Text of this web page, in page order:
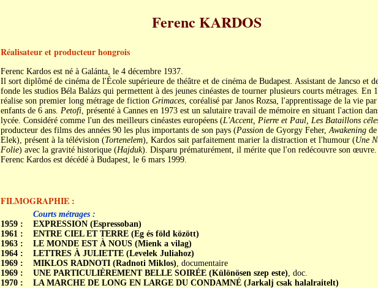
Ferenc KARDOS
Réalisateur et producteur hongrois
Ferenc Kardos est né à Galánta, le 4 décembre 1937.
Il sort diplômé de cinéma de l'École supérieure de théâtre et de cinéma de Budapest. Assistant de Jancso et
fonde les studios Béla Balázs qui permettent à des jeunes cinéastes de tourner plusieurs courts métrages. En
réalise son premier long métrage de fiction Grimaces, coréalisé par Janos Rozsa, l'apprentissage de la vie par
enfants de 6 ans. Petofi, présenté à Cannes en 1973 est un salutaire travail de mémoire en situant l'action
lycée. Considéré comme l'un des meilleurs cinéastes européens (L'Accent, Pierre et Paul, Les Bataillons
producteur des films des années 90 les plus importants de son pays (Passionde Gyorgy Feher,Awakeningde
Elek), présent à la télévision (Tortenelem), Kardos sait parfaitement marier la distraction et l'humour (Une
Folie) avec la gravité historique (Hajduk). Disparu prématurément, il mérite que l'on redécouvre son œuvre.
Ferenc Kardos est décédé à Budapest, le 6 mars 1999.
FILMOGRAPHIE :
1959 :
1961 :
1963 :
1964 :
1969 :
1969 :
1970 :
Courts métrages :
EXPRESSION (Espressoban)
ENTRE CIEL ET TERRE (Eg és föld között)
LE MONDE EST À NOUS (Mienk a vilag)
LETTRES À JULIETTE (Levelek Juliahoz)
MIKLOS RADNOTI (Radnoti Miklos), documentaire
UNE PARTICULIÈREMENT BELLE SOIRÉE (Különösen szep este), doc.
LA MARCHE DE LONG EN LARGE DU CONDAMNÉ (Jarkalj csak halalraitelt)